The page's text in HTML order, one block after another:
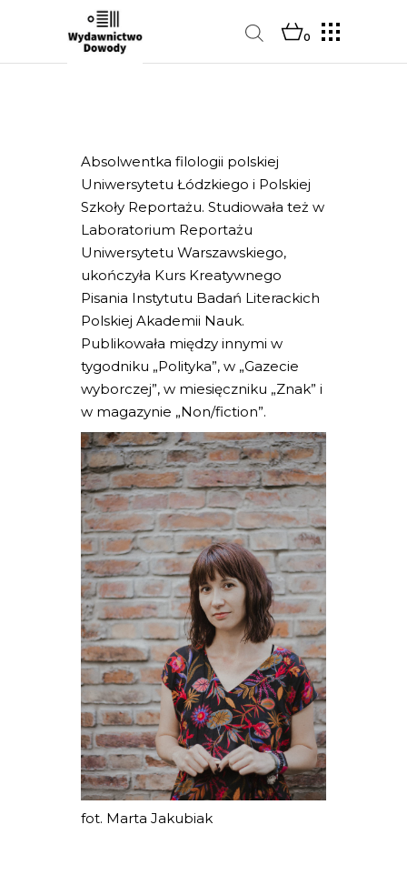
0
Absolwentka filologii polskiej
Uniwersytetu Łódzkiego i Polskiej
Szkoły Reportażu. Studiowała też w
Laboratorium Reportażu
Uniwersytetu Warszawskiego,
ukończyła Kurs Kreatywnego
Pisania Instytutu Badań Literackich
Polskiej Akademii Nauk.
Publikowała między innymi w
tygodniku „Polityka”, w „Gazecie
wyborczej”, w miesięczniku „Znak” i
w magazynie „Non/fiction”.
fot. Marta Jakubiak